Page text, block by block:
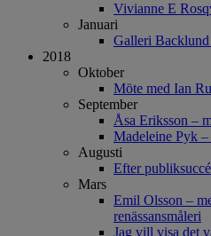
Vivianne E
Januari
Galleri Backlund
2018
Oktober
Möte med Ian
September
Åsa Eriksson –
Madeleine Pyk
Augusti
Efter
Mars
Emil Olsson –
renässansmåleri
Jag vill visa det